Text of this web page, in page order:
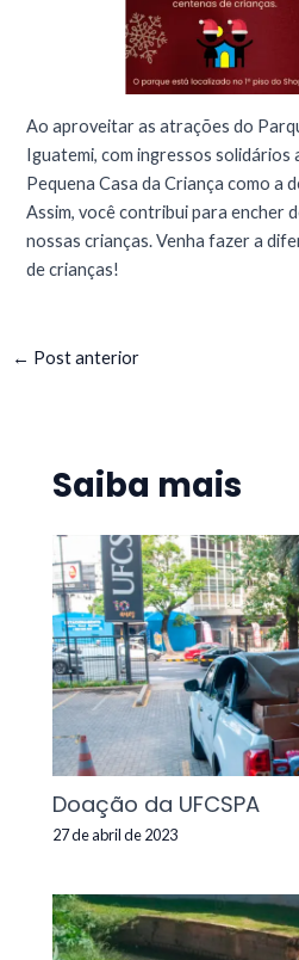
Ao aproveitar as atrações do
Iguatemi, com ingressos solidários
Pequena Casa da Criança como a
Assim, você contribui para encher
nossas crianças. Venha fazer a
de crianças!
← Post anterior
Saiba mais
Doação da UFCSPA
27 de abril de 2023